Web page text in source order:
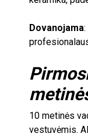
Dovanojama:
10 metinės
vestuvėmis.